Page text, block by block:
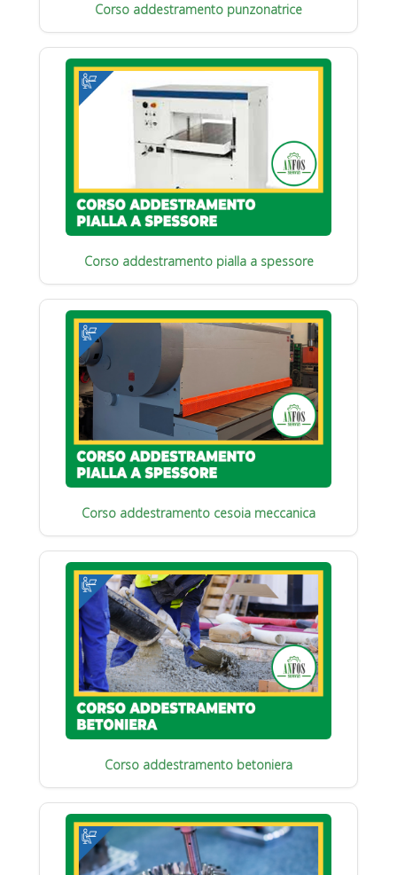
Corso addestramento punzonatrice
Corso addestramento pialla a spessore
Corso addestramento cesoia meccanica
Corso addestramento betoniera